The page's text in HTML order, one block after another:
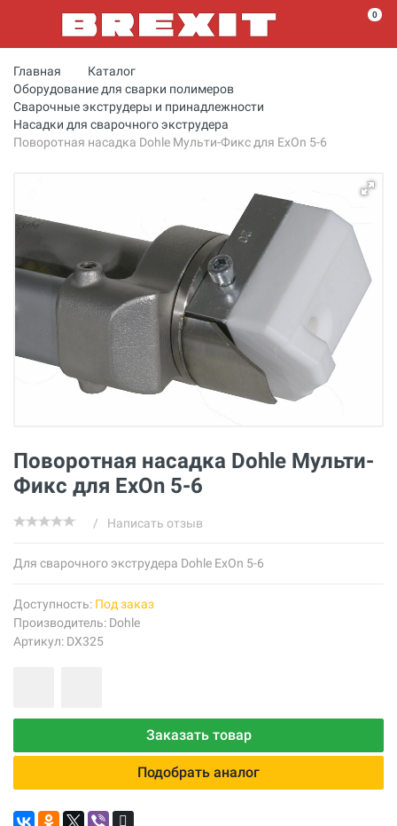
0
Главная
Каталог
Оборудование для сварки полимеров
Сварочные экструдеры и принадлежности
Насадки для сварочного экструдера
Поворотная насадка Dohle Мульти-Фикс для ExOn 5-6
Поворотная насадка Dohle Мульти-
Фикс для ExOn 5-6
/ Написать отзыв
Для сварочного экструдера Dohle ExOn 5-6
Доступность: Под заказ
Производитель: Dohle
Артикул: DX325
Заказать товар
Подобрать аналог